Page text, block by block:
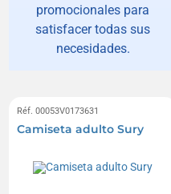
promocionales para
satisfacer todas sus
necesidades.
Réf. 00053V0173631
Camiseta adulto Sury